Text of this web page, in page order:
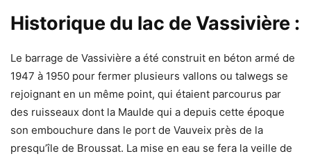
Historique du lac de Vassivière :
Le barrage de Vassivière a été construit en béton armé de
1947 à 1950 pour fermer plusieurs vallons ou talwegs se
rejoignant en un même point, qui étaient parcourus par
des ruisseaux dont la Maulde qui a depuis cette époque
son embouchure dans le port de Vauveix près de la
presqu’île de Broussat. La mise en eau se fera la veille de